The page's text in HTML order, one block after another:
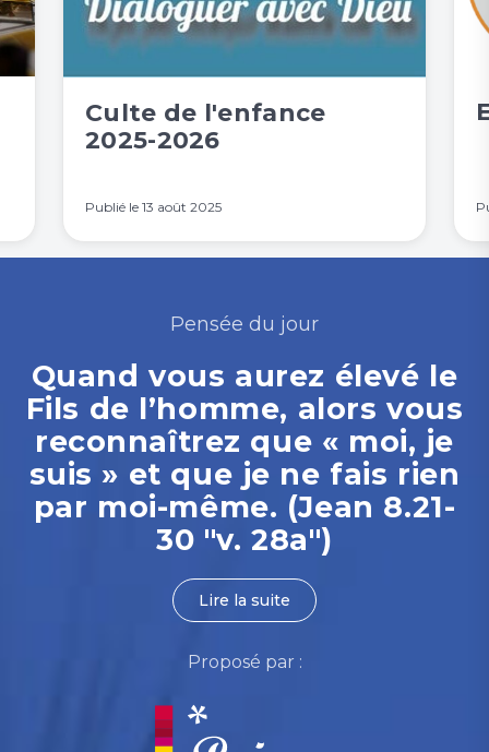
Culte de l'enfance
2025-2026
Publié le 13 août 2025
Pensée du jour
Quand vous aurez élevé le
Fils de l’homme, alors vous
reconnaîtrez que « moi, je
suis » et que je ne fais rien
par moi-même. (Jean 8.21-
30 "v. 28a")
Lire la suite
Proposé par :